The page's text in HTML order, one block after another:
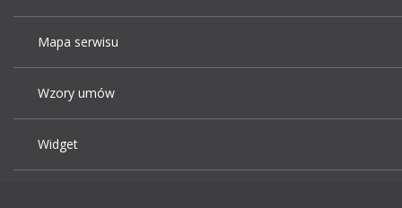
Mapa serwisu
Wzory umów
Widget